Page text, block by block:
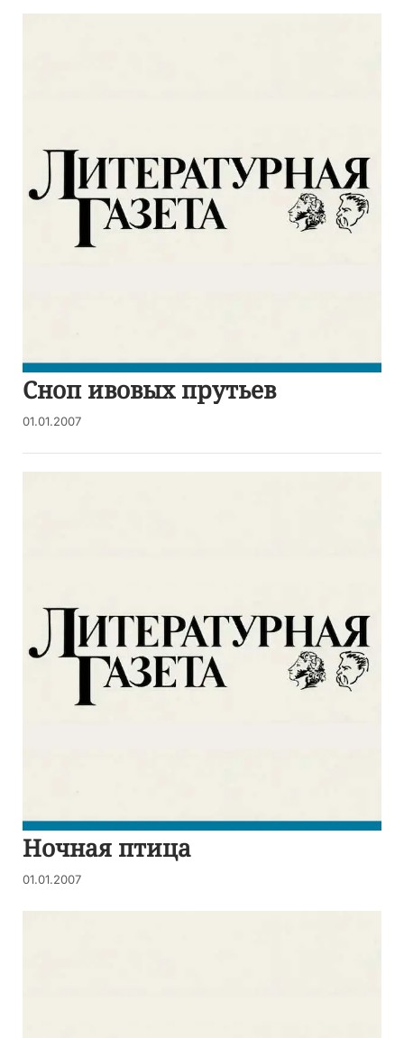
Сноп ивовых прутьев
01.01.2007
Ночная птица
01.01.2007